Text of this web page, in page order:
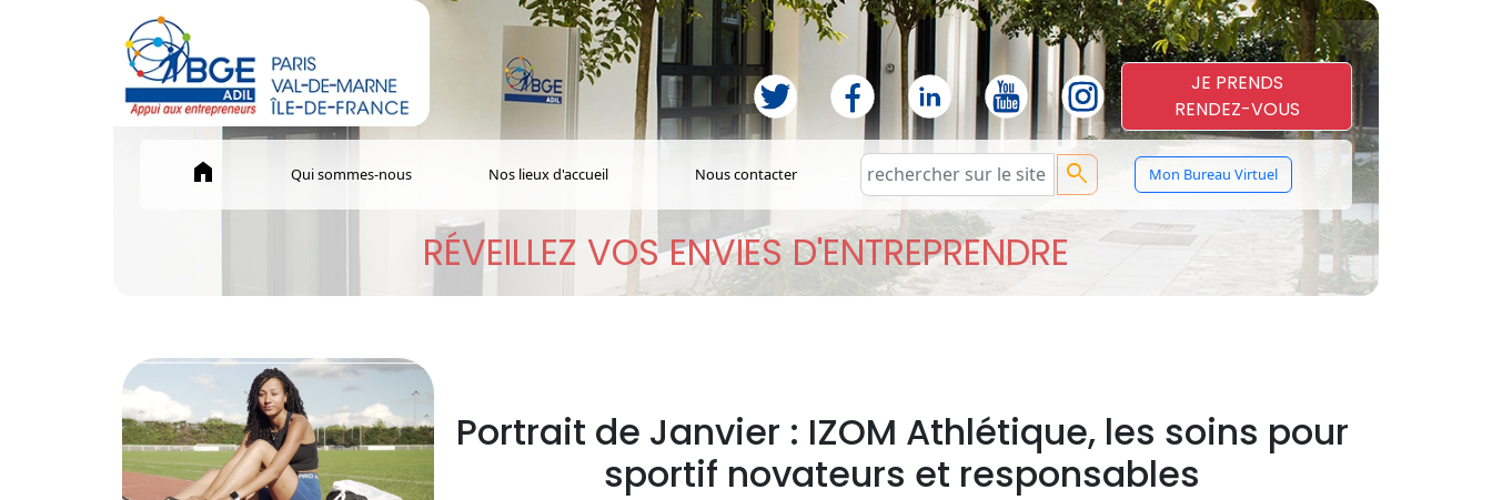
JE PRENDS
RENDEZ-VOUS
home Qui sommes-nous Nos lieux d'accueil Nous contacter search Mon Bureau Virtuel
RÉVEILLEZ VOS ENVIES D'ENTREPRENDRE
Portrait de Janvier : IZOM Athlétique, les soins pour
sportif novateurs et responsables